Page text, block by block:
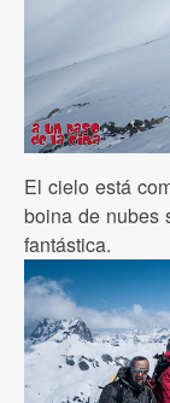
El cielo está
boina de nubes
fantástica.